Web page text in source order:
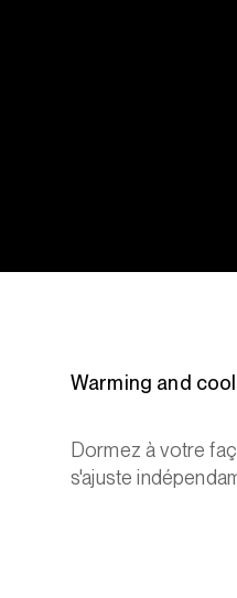
Warming and
Dormez à votre
s'ajuste